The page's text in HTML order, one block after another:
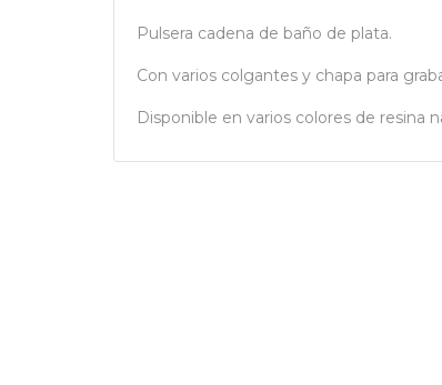
Pulsera cadena de baño de plata.
Con varios colgantes y chapa para
Disponible en varios colores de resina